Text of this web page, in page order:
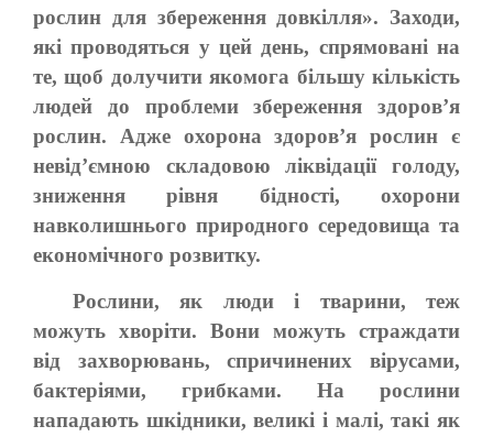
рослин для збереження довкілля». Заходи,
які проводяться у цей день, спрямовані на
те, щоб долучити якомога більшу кількість
людей до проблеми збереження здоров’я
рослин. Адже охорона здоров’я рослин є
невід’ємною складовою ліквідації голоду,
зниження рівня бідності, охорони
навколишнього природного середовища та
економічного розвитку.
Рослини, як люди і тварини, теж
можуть хворіти. Вони можуть страждати
від захворювань, спричинених вірусами,
бактеріями, грибками. На рослини
нападають шкідники, великі і малі, такі як